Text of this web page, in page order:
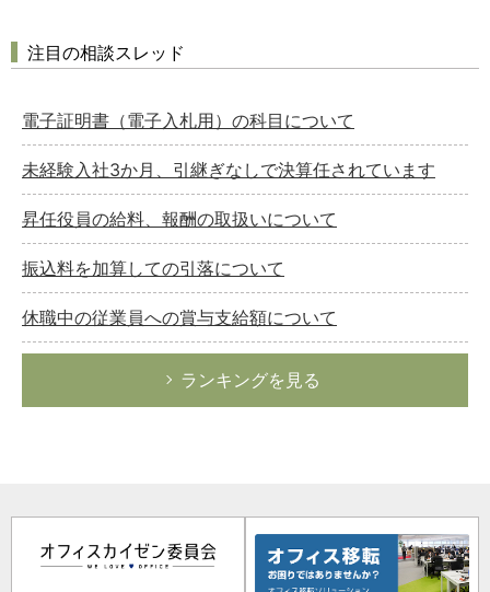
注目の相談スレッド
電子証明書（電子入札用）の科目について
未経験入社3か月、引継ぎなしで決算任されています
昇任役員の給料、報酬の取扱いについて
振込料を加算しての引落について
休職中の従業員への賞与支給額について
ランキングを見る